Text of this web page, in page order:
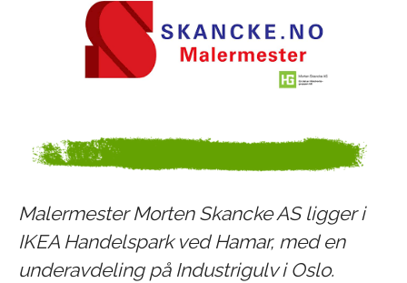
Malermester Morten Skancke AS ligger i
IKEA Handelspark ved Hamar, med en
underavdeling på Industrigulv i Oslo.